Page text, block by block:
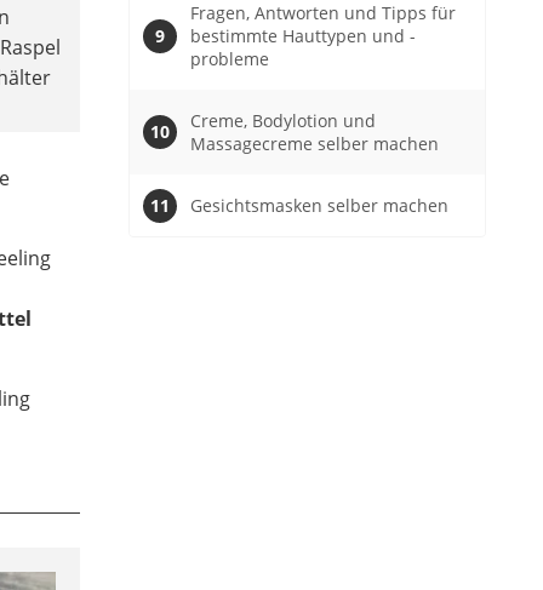
Fragen, Antworten und Tipps für
bestimmte Hauttypen und -
probleme
Creme, Bodylotion und
Massagecreme selber machen
Gesichtsmasken selber machen